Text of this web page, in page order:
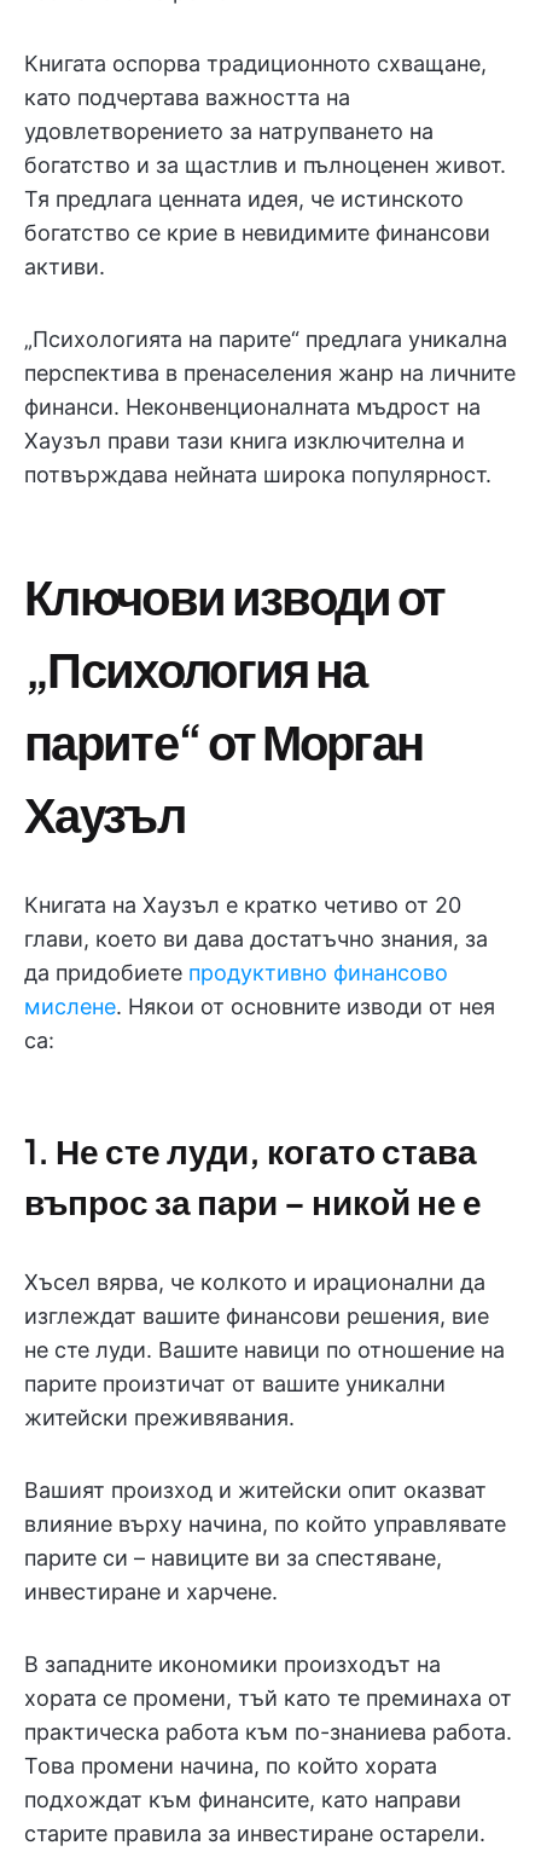
Книгата оспорва традиционното схващане,
като подчертава важността на
удовлетворението за натрупването на
богатство и за щастлив и пълноценен живот.
Тя предлага ценната идея, че истинското
богатство се крие в невидимите финансови
активи.
„Психологията на парите“ предлага уникална
перспектива в пренаселения жанр на личните
финанси. Неконвенционалната мъдрост на
Хаузъл прави тази книга изключителна и
потвърждава нейната широка популярност.
Ключови изводи от
„Психология на
парите“ от Морган
Хаузъл
Книгата на Хаузъл е кратко четиво от 20
глави, което ви дава достатъчно знания, за
да придобиете продуктивно финансово
мислене. Някои от основните изводи от нея
са:
1. Не сте луди, когато става
въпрос за пари – никой не е
Хъсел вярва, че колкото и ирационални да
изглеждат вашите финансови решения, вие
не сте луди. Вашите навици по отношение на
парите произтичат от вашите уникални
житейски преживявания.
Вашият произход и житейски опит оказват
влияние върху начина, по който управлявате
парите си – навиците ви за спестяване,
инвестиране и харчене.
В западните икономики произходът на
хората се промени, тъй като те преминаха от
практическа работа към по-знаниева работа.
Това промени начина, по който хората
подхождат към финансите, като направи
старите правила за инвестиране остарели.